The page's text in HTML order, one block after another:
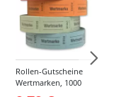
Rollen-Gutscheine
Wertmarken, 1000
Abrisse -